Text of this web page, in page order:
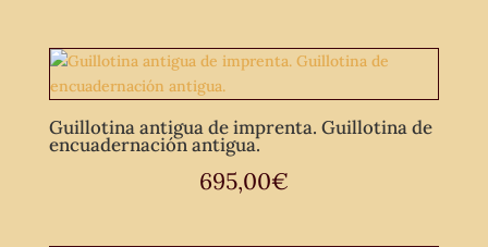
Guillotina antigua de imprenta. Guillotina de
encuadernación antigua.
695,00€